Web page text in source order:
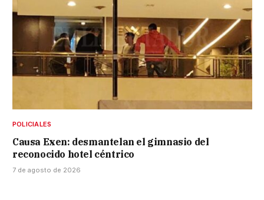
POLICIALES
Causa Exen: desmantelan el gimnasio del
reconocido hotel céntrico
7 de agosto de 2026